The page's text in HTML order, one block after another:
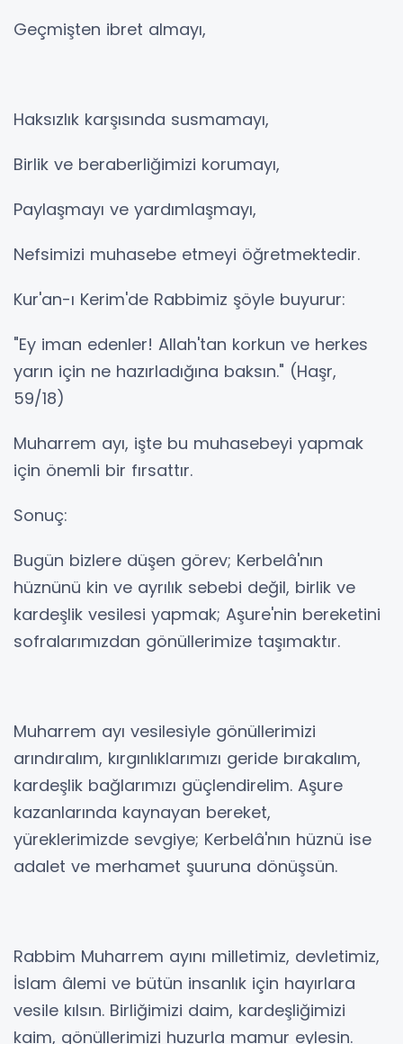
Geçmişten ibret almayı,
Haksızlık karşısında susmamayı,
Birlik ve beraberliğimizi korumayı,
Paylaşmayı ve yardımlaşmayı,
Nefsimizi muhasebe etmeyi öğretmektedir.
Kur'an-ı Kerim'de Rabbimiz şöyle buyurur:
"Ey iman edenler! Allah'tan korkun ve herkes
yarın için ne hazırladığına baksın." (Haşr,
59/18)
Muharrem ayı, işte bu muhasebeyi yapmak
için önemli bir fırsattır.
Sonuç:
Bugün bizlere düşen görev; Kerbelâ'nın
hüznünü kin ve ayrılık sebebi değil, birlik ve
kardeşlik vesilesi yapmak; Aşure'nin bereketini
sofralarımızdan gönüllerimize taşımaktır.
Muharrem ayı vesilesiyle gönüllerimizi
arındıralım, kırgınlıklarımızı geride bırakalım,
kardeşlik bağlarımızı güçlendirelim. Aşure
kazanlarında kaynayan bereket,
yüreklerimizde sevgiye; Kerbelâ'nın hüznü ise
adalet ve merhamet şuuruna dönüşsün.
Rabbim Muharrem ayını milletimiz, devletimiz,
İslam âlemi ve bütün insanlık için hayırlara
vesile kılsın. Birliğimizi daim, kardeşliğimizi
kaim, gönüllerimizi huzurla mamur eylesin.